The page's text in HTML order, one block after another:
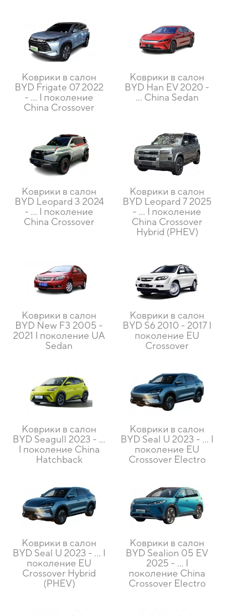
Коврики в салон
BYD Frigate 07 2022
- … I поколение
China Crossover
Коврики в салон
BYD Han EV 2020 -
… China Sedan
Коврики в салон
BYD Leopard 3 2024
- … I поколение
China Crossover
Коврики в салон
BYD Leopard 7 2025
- … I поколение
China Crossover
Hybrid (PHEV)
Коврики в салон
BYD New F3 2005 -
2021 I поколение UA
Sedan
Коврики в салон
BYD S6 2010 - 2017 I
поколение EU
Crossover
Коврики в салон
BYD Seagull 2023 - …
I поколение China
Hatchback
Коврики в салон
BYD Seal U 2023 - … I
поколение EU
Crossover Electro
Коврики в салон
BYD Seal U 2023 - … I
поколение EU
Crossover Hybrid
(PHEV)
Коврики в салон
BYD Sealion 05 EV
2025 - … I
поколение China
Crossover Electro